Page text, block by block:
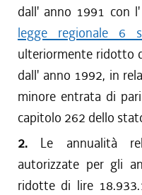
dall' anno 1991 con l'
legge regionale 6
ulteriormente ridotto
dall' anno 1992, in
minore entrata di
capitolo 262 dello
2. Le annualità
autorizzate per gli
ridotte di lire